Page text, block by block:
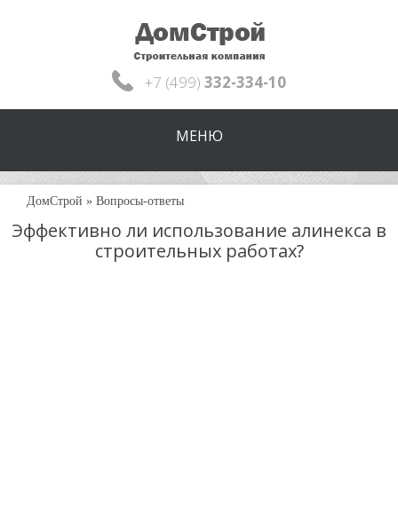
+7 (499) 332-334-10
МЕНЮ
ДомСтрой » Вопросы-ответы
Эффективно ли использование алинекса в
строительных работах?